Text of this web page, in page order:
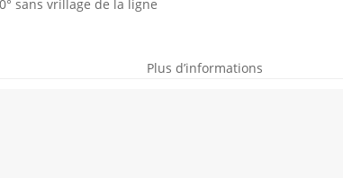
sans vrillage de la ligne
Plus d’informations